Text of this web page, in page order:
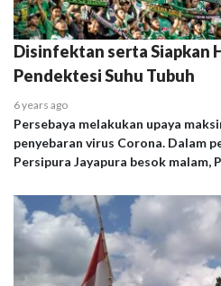
Disinfektan serta Siapkan
Pendektesi Suhu Tubuh
6 years ago
Persebaya melakukan upaya
penyebaran virus Corona. Dalam
Persipura Jayapura besok malam,